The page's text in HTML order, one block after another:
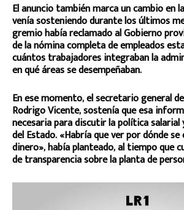
El anuncio también marca un cambio en
venía sosteniendo durante los últimos
gremio había reclamado al Gobierno
de la nómina completa de empleados
cuántos trabajadores integraban la
en qué áreas se desempeñaban.
En ese momento, el secretario general
Rodrigo Vicente, sostenía que esa
necesaria para discutir la política
del Estado. «Habría que ver por dónde
dinero», había planteado, al tiempo que
de transparencia sobre la planta de